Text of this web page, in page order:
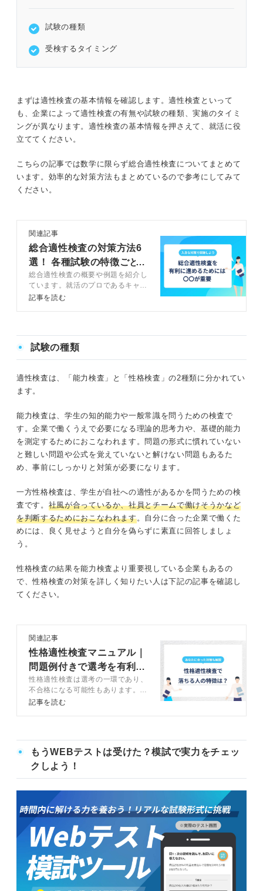
試験の種類
受検するタイミング
まずは適性検査の基本情報を確認します。適性検査といって
も、企業によって適性検査の有無や試験の種類、実施のタイミ
ングが異なります。適性検査の基本情報を押さえて、就活に役
立ててください。
こちらの記事では数学に限らず総合適性検査についてまとめて
います。効率的な対策方法もまとめているので参考にしてみて
ください。
関連記事
総合適性検査の対策方法6
選！ 各種試験の特徴ごと
に解説
総合適性検査の概要や例題を紹介し
ています。就活のプロであるキャリ
アコンサルタントに具体的な対策方
有利に進めましょう。
記事を読む
試験の種類
適性検査は、「能力検査」と「性格検査」の2種類に分かれてい
ます。
能力検査は、学生の知的能力や一般常識を問うための検査で
す。企業で働くうえで必要になる理論的思考力や、基礎的能力
を測定するためにおこなわれます。問題の形式に慣れていない
と難しい問題や公式を覚えていないと解けない問題もあるた
め、事前にしっかりと対策が必要になります。
一方性格検査は、学生が自社への適性があるかを問うための検
査です。 社風が合っているか、社員とチームで働けそうかなど
を判断するためにおこなわれます。自分に合った企業で働くた
めには、良く見せようと自分を偽らずに素直に回答しましょ
う。
性格検査の結果を能力検査より重要視している企業もあるの
で、性格検査の対策を詳しく知りたい人は下記の記事を確認し
てください。
関連記事
性格適性検査マニュアル｜
問題例付きで選考を有利に
進める対策を解説
性格適性検査は選考の一環であり、
不合格になる可能性もあります。こ
の記事では性格適性検査の対策を基
て就活を有利に進めましょう。
記事を読む
もうWEBテストは受けた？模試で実力をチェッ
クしよう！